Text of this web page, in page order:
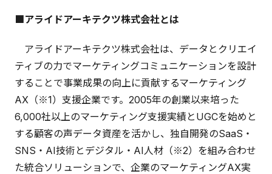
■アライドアーキテクツ株式会社とは
アライドアーキテクツ株式会社は、データとクリエイ
ティブの力でマーケティングコミュニケーションを設計
することで事業成果の向上に貢献するマーケティング
AX（※1）支援企業です。2005年の創業以来培った
6,000社以上のマーケティング支援実績とUGCを始めと
する顧客の声データ資産を活かし、独自開発のSaaS・
SNS・AI技術とデジタル・AI人材（※2）を組み合わせ
た統合ソリューションで、企業のマーケティングAX実